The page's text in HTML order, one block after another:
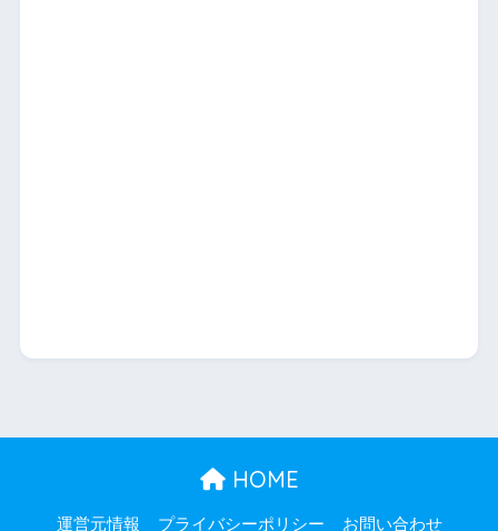
HOME
運営元情報 プライバシーポリシー お問い合わせ